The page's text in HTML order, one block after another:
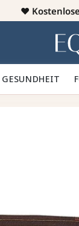
♥️
GESUNDHEIT ✨